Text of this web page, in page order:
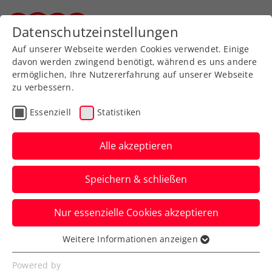
Zurück zur Newsübersicht
Kids & Jugend
Medaille fix: Behrmann
im Finale der
Europäischen
Olympischen
Jugendspiele
Im Kampf um Gold geht es am Samstag
Datenschutzeinstellungen
Auf unserer Webseite werden Cookies verwendet. Einige
davon werden zwingend benötigt, während es uns andere
ermöglichen, Ihre Nutzererfahrung auf unserer Webseite
zu verbessern.
Essenziell Statistiken
Alle akzeptieren
Speichern & schließen
Nur essenzielle Cookies akzeptieren
Essenziell
Essenzielle Cookies werden für grundlegende
Weitere Informationen anzeigen
Powered by